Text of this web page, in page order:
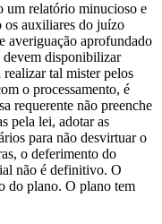
um relatório minucioso e
os auxiliares do juízo
averiguação aprofundado
devem disponibilizar
realizar tal mister pelos
o processamento, é
requerente não preenche
pela lei, adotar as
para não desvirtuar o
o deferimento do
não é definitivo. O
do plano. O plano tem